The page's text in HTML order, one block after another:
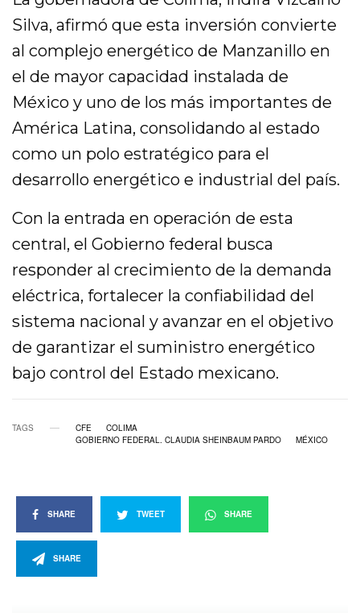
Silva, afirmó que esta inversión convierte
al complejo energético de Manzanillo en
el de mayor capacidad instalada de
México y uno de los más importantes de
América Latina, consolidando al estado
como un polo estratégico para el
desarrollo energético e industrial del país.
Con la entrada en operación de esta
central, el Gobierno federal busca
responder al crecimiento de la demanda
eléctrica, fortalecer la confiabilidad del
sistema nacional y avanzar en el objetivo
de garantizar el suministro energético
bajo control del Estado mexicano.
TAGS CFE
COLIMA
GOBIERNO FEDERAL. CLAUDIA SHEINBAUM PARDO
MÉXICO
SHARE TWEET SHARE
SHARE